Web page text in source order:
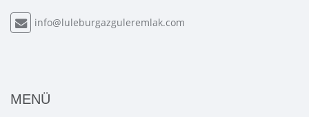
info@luleburgazguleremlak.com
MENÜ